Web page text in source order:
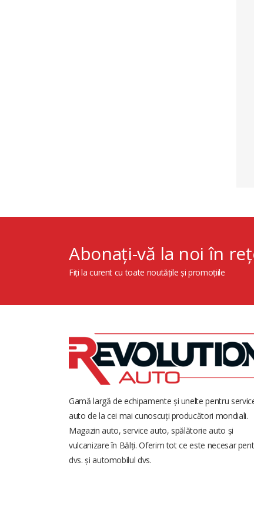
Abonați-vă la noi în
Fiți la curent cu toate noutățile și promoțiile
Gamă largă de echipamente și unelte pentru
auto de la cei mai cunoscuți producători mondiali.
Magazin auto, service auto, spălătorie auto și
vulcanizare în Bălți. Oferim tot ce este necesar
dvs. și automobilul dvs.